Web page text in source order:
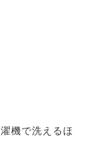
機で洗えるほ